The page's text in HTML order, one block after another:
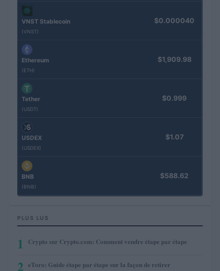
VNST Stablecoin
(VNST)
$0.000040
Ethereum
(ETH)
$1,909.98
Tether
(USDT)
$0.999
USDEX
(USDEX)
$1.07
BNB
(BNB)
$588.62
PLUS LUS
1 Crypto sur Crypto.com: Comment vendre étape par étape
2 eToro: Guide étape par étape sur la façon de retirer